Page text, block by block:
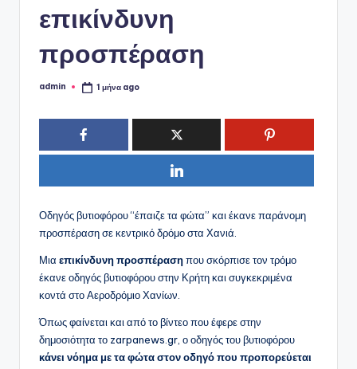
επικίνδυνη
προσπέραση
Συγγραφέας:
admin 1 μήνα ago
Οδηγός βυτιοφόρου “έπαιζε τα φώτα” και έκανε παράνομη
προσπέραση σε κεντρικό δρόμο στα Χανιά.
Μια επικίνδυνη προσπέρασηπου σκόρπισε τον τρόμο
έκανε οδηγός βυτιοφόρου στην Κρήτη και συγκεκριμένα
κοντά στο Αεροδρόμιο Χανίων.
Όπως φαίνεται και από το βίντεο που έφερε στην
δημοσιότητα το zarpanews.gr, ο οδηγός του βυτιοφόρου
κάνει νόημα με τα φώτα στον οδηγό που προπορεύεται